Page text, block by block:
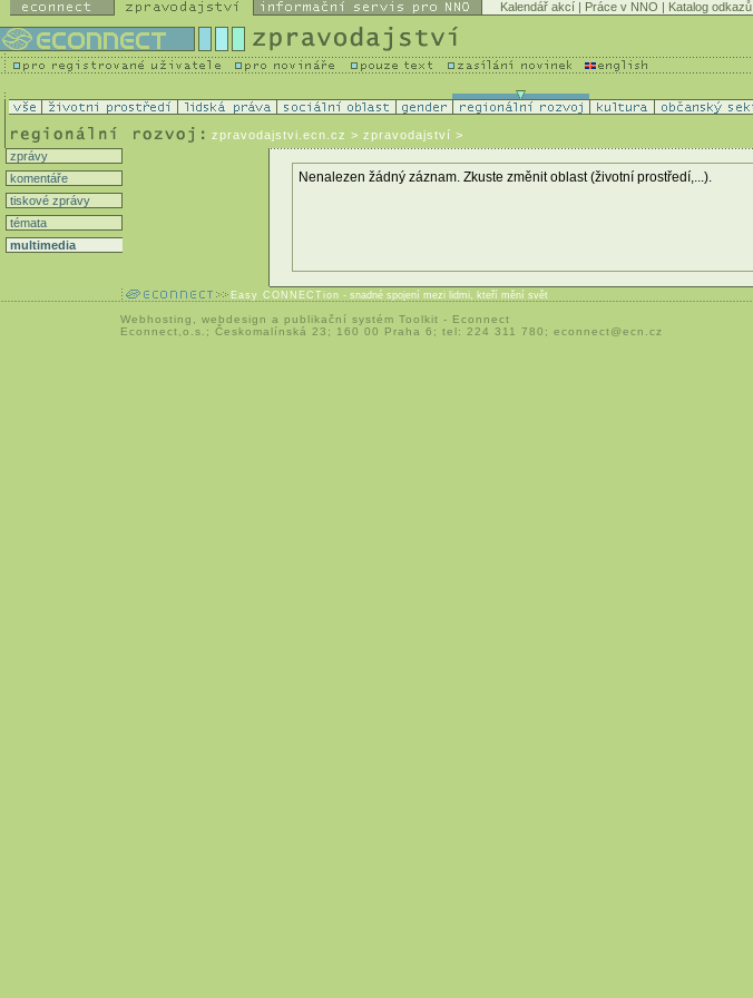
Kalendář akcí | Práce v NNO | Katalog odkazů
zpravodajstvi.ecn.cz > zpravodajství >
zprávy
komentáře
tiskové zprávy
témata
multimedia
Nenalezen žádný záznam. Zkuste změnit oblast (životní prostředí,...).
Easy CONNECTion - snadné spojení mezi lidmi, kteří mění svět
Webhosting webdesign a publikační systém Toolkit - Econnect
Econnect,o.s.; Českomalínská 23; 160 00 Praha 6; tel: 224 311 780; econnect@ecn.cz